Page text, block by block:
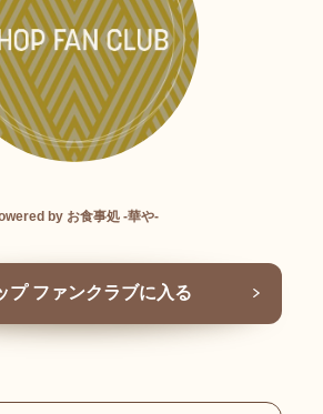
by お食事処 -華や-
プ ファンクラブに入る